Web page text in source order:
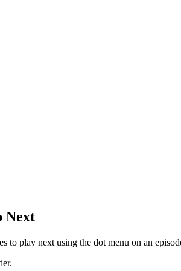
Next
to play next using the dot menu on an